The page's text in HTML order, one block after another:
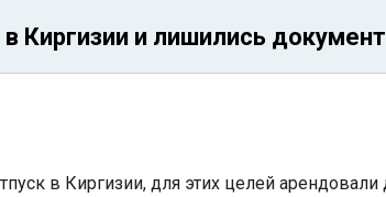
Киргизии и лишились
в Киргизии, для этих целей